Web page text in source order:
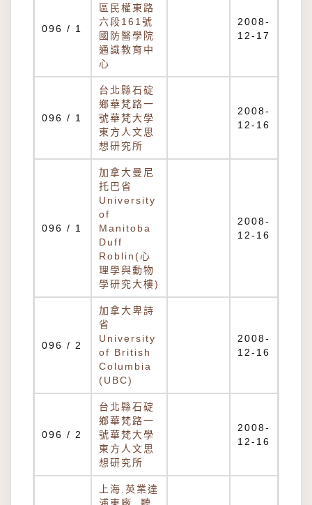
096 / 1
區民權東路
六段161號
國防醫學院
通識教育中
心
2008-
12-17
096 / 1
台北縣石碇
鄉華梵路一
號華梵大學
東方人文思
想研究所
2008-
12-16
096 / 1
加拿大曼尼
托巴省
University
of
Manitoba
Duff
Roblin(心
理學與動物
學研究大樓)
2008-
12-16
096 / 2
加拿大卑詩
省
University
of British
Columbia
(UBC)
2008-
12-16
096 / 2
台北縣石碇
鄉華梵路一
號華梵大學
東方人文思
想研究所
2008-
12-16
上海.英業達